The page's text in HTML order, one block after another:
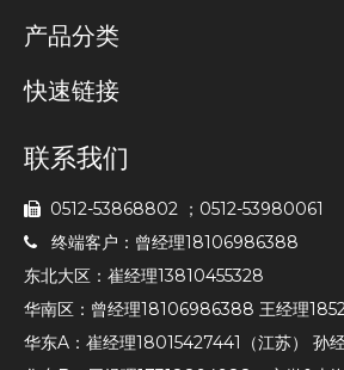
产品分类
快速链接
联系我们
 0512-53868802 ；0512-53980061

终端客户：曾经理18106986388
东北大区：崔经理13810455328
华南区：曾经理18106986388 王经理
华东A：崔经理18015427441（江苏） 孙